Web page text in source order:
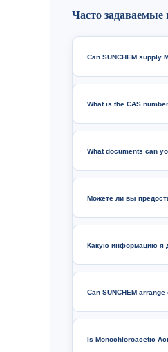
Часто задаваемые
Can SUNCHEM supply
What is the CAS
What documents can
Можете ли вы
Какую информацию я
Can SUNCHEM
Is Monochloroacetic